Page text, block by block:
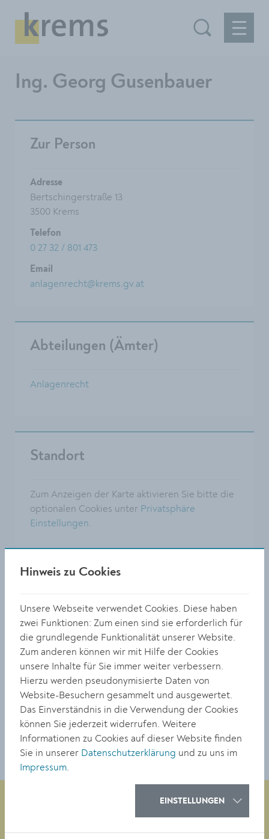
Ing. Georg Gusenbauer
Zur Person
Adresse
Bertschingerstraße 13
3500 Krems
Telefon
0 27 32 / 801 473
Email
anlagenrecht@krems.gv.at
Abteilungen (Ämter)
Anlagenrecht
Standort
Zum Anzeigen der Karte aktivieren Sie bitte die
optionalen Cookies unter Privatsphäre
Einstellungen.
Adresse
Bertschingerstraße 13
3500 Krems
Magistrat der Stadt Krems
Hinweis zu Cookies
Unsere Webseite verwendet Cookies. Diese haben
zwei Funktionen: Zum einen sind sie erforderlich für
die grundlegende Funktionalität unserer Website.
Zum anderen können wir mit Hilfe der Cookies
unsere Inhalte für Sie immer weiter verbessern.
Hierzu werden pseudonymisierte Daten von
Website-Besuchern gesammelt und ausgewertet.
Das Einverständnis in die Verwendung der Cookies
können Sie jederzeit widerrufen. Weitere
Informationen zu Cookies auf dieser Website finden
Sie in unserer Datenschutzerklärung und zu uns im
Impressum.
EINSTELLUNGEN